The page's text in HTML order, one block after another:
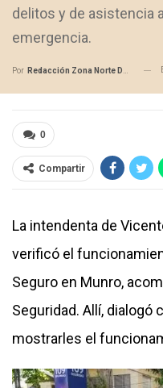
delitos y de asistencia
emergencia.
Por Redacción Zona Norte Daily
0
Compartir
La intendenta de
verificó el
Seguro en Munro,
Seguridad. Allí, dialogó
mostrarles el